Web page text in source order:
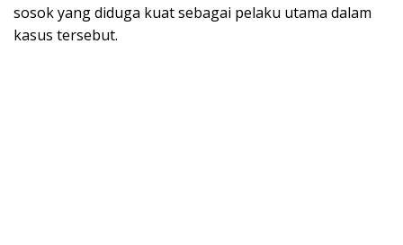
sosok yang diduga kuat sebagai pelaku utama dalam
kasus tersebut.